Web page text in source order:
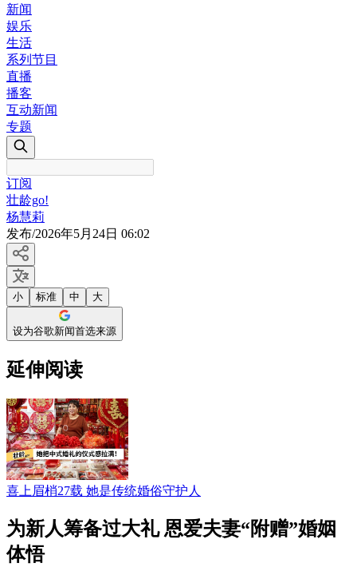
新闻
娱乐
生活
系列节目
直播
播客
互动新闻
专题
订阅
壮龄go!
杨慧莉
发布/2026年5月24日 06:02
小 标准 中 大
设为谷歌新闻首选来源
延伸阅读
喜上眉梢27载 她是传统婚俗守护人
为新人筹备过大礼 恩爱夫妻“附赠”婚姻
体悟